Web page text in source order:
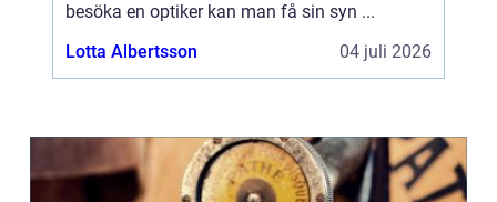
besöka en optiker kan man få sin syn ...
Lotta Albertsson
04 juli 2026